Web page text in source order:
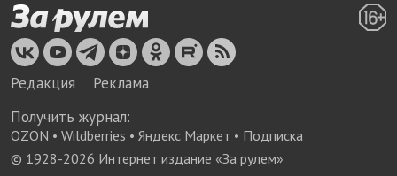
Редакция
Реклама
Получить журнал:
OZON • Wildberries • Яндекс Маркет • Подписка
© 1928-2026 Интернет издание «За рулем»